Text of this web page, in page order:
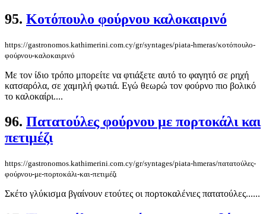
95. Κοτόπουλο φούρνου καλοκαιρινό
https://gastronomos.kathimerini.com.cy/gr/syntages/piata-hmeras/κοτόπουλο-
φούρνου-καλοκαιρινό
Με τον ίδιο τρόπο μπορείτε να φτιάξετε αυτό το φαγητό σε ρηχή
κατσαρόλα, σε χαμηλή φωτιά. Εγώ θεωρώ τον φούρνο πιο βολικό
το καλοκαίρι....
96. Πατατούλες φούρνου με πορτοκάλι και
πετιμέζι
https://gastronomos.kathimerini.com.cy/gr/syntages/piata-hmeras/πατατούλες-
φούρνου-με-πορτοκάλι-και-πετιμέζι
Σκέτο γλύκισμα βγαίνουν ετούτες οι πορτοκαλένιες πατατούλες......